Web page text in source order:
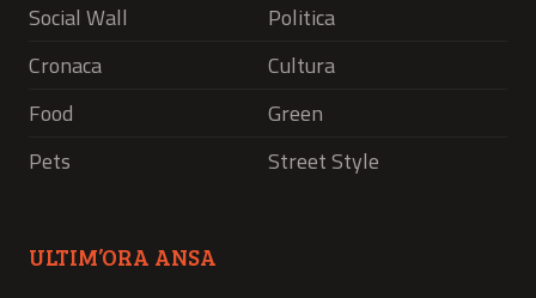
Social Wall
Politica
Cronaca
Cultura
Food
Green
Pets
Street Style
ULTIM’ORA ANSA